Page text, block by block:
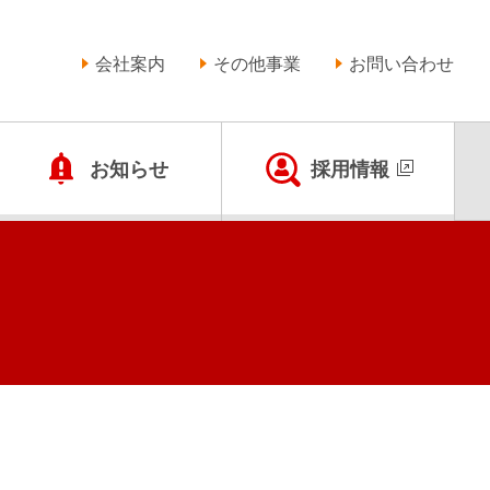
お知らせ 採用情報
会社案内 その他事業 お問い合わせ